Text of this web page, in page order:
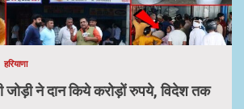
हरियाणा
जोड़ी ने दान किये करोड़ों रुपये, विदेश तक